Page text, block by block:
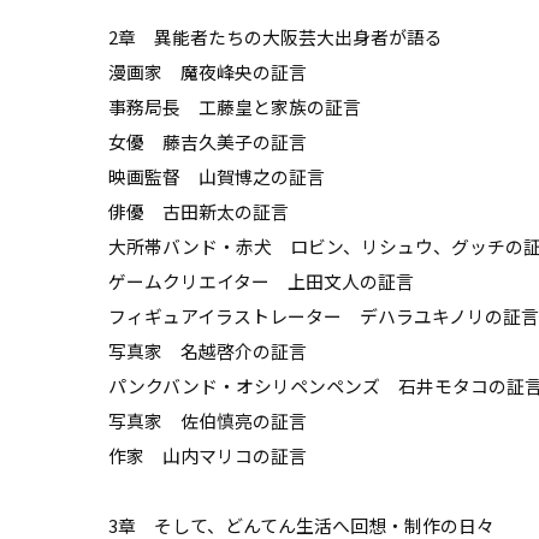
2章 異能者たちの大阪芸大――出身者が語る
漫画家 魔夜峰央の証言
事務局長 工藤皇と家族の証言
女優 藤吉久美子の証言
映画監督 山賀博之の証言
俳優 古田新太の証言
大所帯バンド・赤犬 ロビン、リシュウ、グッチの
ゲームクリエイター 上田文人の証言
フィギュアイラストレーター デハラユキノリの証言
写真家 名越啓介の証言
パンクバンド・オシリペンペンズ 石井モタコの証
写真家 佐伯慎亮の証言
作家 山内マリコの証言
3章 そして、どんてん生活へ――回想・制作の日々